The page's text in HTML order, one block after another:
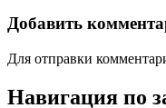
Добавить
Для отправки
Навигация по